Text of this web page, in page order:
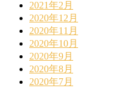
2021年2月
2020年12月
2020年11月
2020年10月
2020年9月
2020年8月
2020年7月